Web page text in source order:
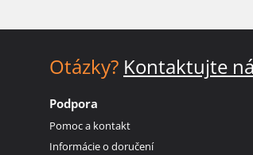
Otázky? Kontaktujte
Podpora
Pomoc a kontakt
Informácie o doručení